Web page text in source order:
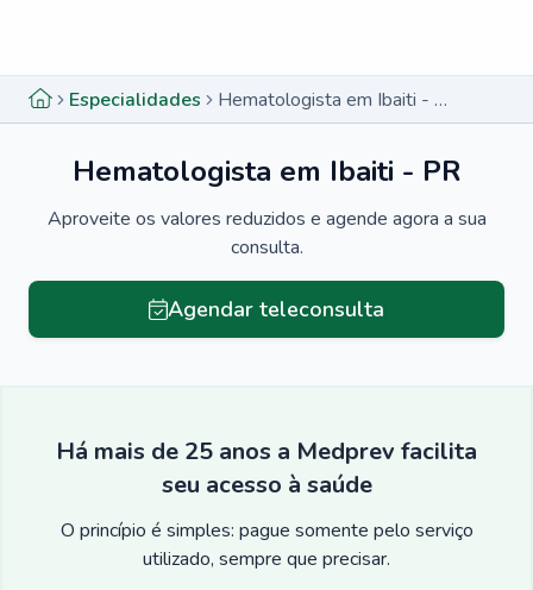
Especialidades Hematologista em Ibaiti - PR
Hematologista em Ibaiti - PR
Aproveite os valores reduzidos e agende agora a sua
consulta.
Agendar teleconsulta
Há mais de 25 anos a Medprev facilita
seu acesso à saúde
O princípio é simples: pague somente pelo serviço
utilizado, sempre que precisar.